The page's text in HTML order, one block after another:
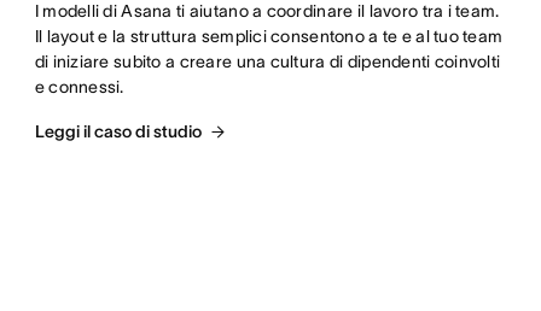
I modelli di Asana ti aiutano a coordinare il lavoro tra i team.
Il layout e la struttura semplici consentono a te e al tuo team
di iniziare subito a creare una cultura di dipendenti coinvolti
e connessi.
Leggi il caso di studio